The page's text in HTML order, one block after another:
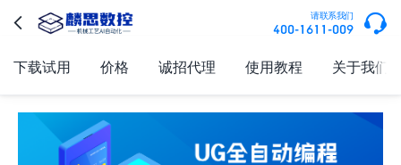
 请联系我们
400-1611-009 
下载试用 价格 诚招代理 使用教程 关于我们